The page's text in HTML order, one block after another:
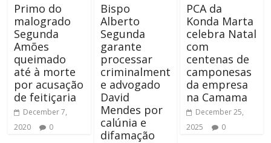
Primo do
malogrado
Segunda
Amões
queimado
até à morte
por acusação
de feitiçaria
December 7,
2020
0
Bispo
Alberto
Segunda
garante
processar
criminalment
e advogado
David
Mendes por
calúnia e
difamação
PCA da
Konda Marta
celebra Natal
com
centenas de
camponesas
da empresa
na Camama
December 25,
2025
0